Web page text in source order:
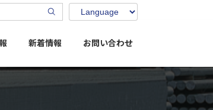
新着情報 お問い合わせ